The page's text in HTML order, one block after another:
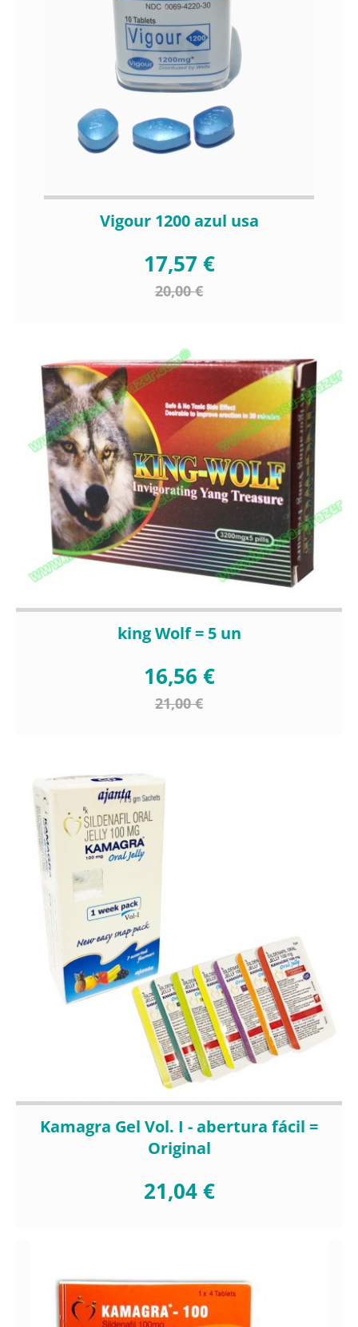
Vigour 1200 azul usa
17,57 €
20,00 €
king Wolf = 5 un
16,56 €
21,00 €
Kamagra Gel Vol. I - abertura fácil =
Original
21,04 €